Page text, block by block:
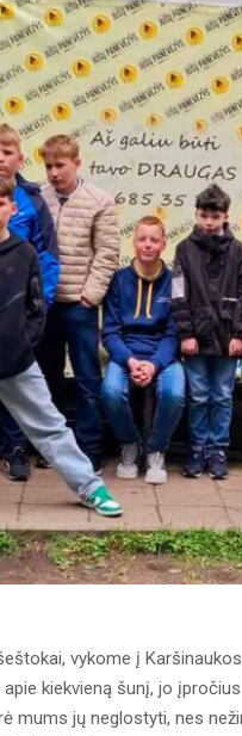
vykome į
kiekvieną šunį, jo
mums jų neglostyti, nes